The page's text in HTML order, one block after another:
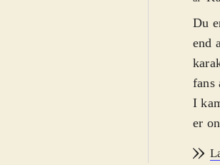
Du
end
fans
I
er